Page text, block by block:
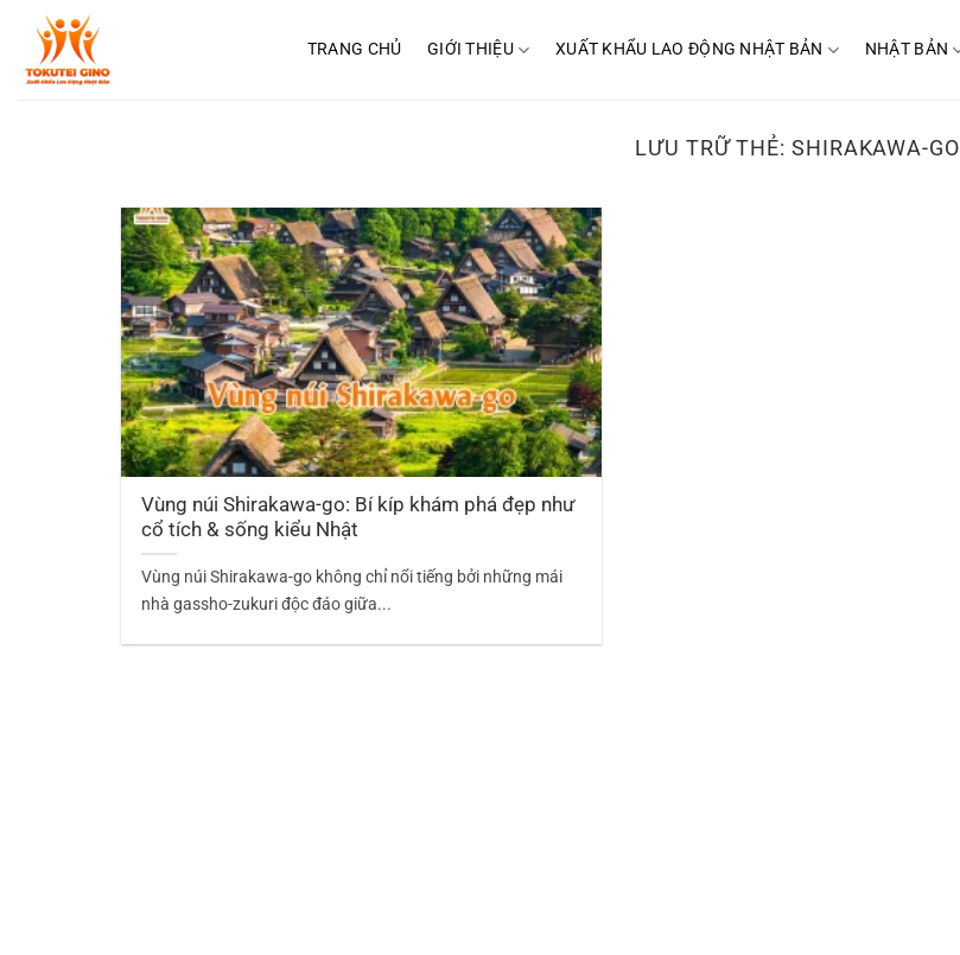
Chuyển
TRANG CHỦ GIỚI THIỆU XUẤT KHẨU LAO ĐỘNG NHẬT BẢN NHẬT BẢN
LƯU TRỮ THẺ: SHIRAKAWA-GO
Vùng núi Shirakawa-go: Bí kíp khám phá đẹp như
cổ tích & sống kiểu Nhật
Vùng núi Shirakawa-go không chỉ nổi tiếng bởi những mái
nhà gassho-zukuri độc đáo giữa...